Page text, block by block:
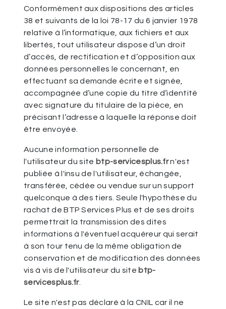
Conformément aux dispositions des articles
38 et suivants de la loi 78-17 du 6 janvier 1978
relative à l’informatique, aux fichiers et aux
libertés, tout utilisateur dispose d’un droit
d’accès, de rectification et d’opposition aux
données personnelles le concernant, en
effectuant sa demande écrite et signée,
accompagnée d’une copie du titre d’identité
avec signature du titulaire de la pièce, en
précisant l’adresse à laquelle la réponse doit
être envoyée.
Aucune information personnelle de
l'utilisateur du site btp-servicesplus.frn'est
publiée à l'insu de l'utilisateur, échangée,
transférée, cédée ou vendue sur un support
quelconque à des tiers. Seule l'hypothèse du
rachat de BTP Services Plus et de ses droits
permettrait la transmission des dites
informations à l'éventuel acquéreur qui serait
à son tour tenu de la même obligation de
conservation et de modification des données
vis à vis de l'utilisateur du site btp-
servicesplus.fr.
Le site n'est pas déclaré à la CNIL car il ne